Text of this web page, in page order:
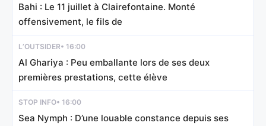
Bahi : Le 11 juillet à Clairefontaine. Monté
offensivement, le fils de
L’OUTSIDER• 16:00
Al Ghariya : Peu emballante lors de ses deux
premières prestations, cette élève
STOP INFO• 16:00
Sea Nymph : D’une louable constance depuis ses